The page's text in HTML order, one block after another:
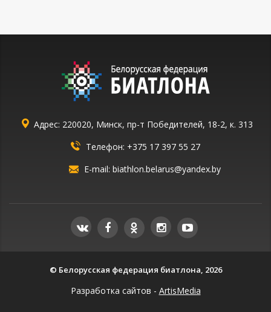
Адрес: 220020, Минск, пр-т Победителей, 18-2, к. 313
Телефон: +375 17 397 55 27
E-mail: biathlon.belarus@yandex.by
Разработка сайтов - ArtisMedia
© Белорусская федерация биатлона, 2026